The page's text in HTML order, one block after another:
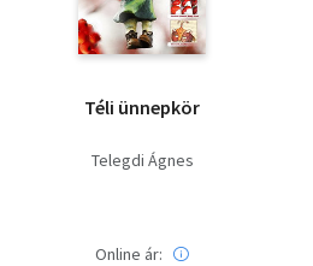
Téli ünnepkör
Telegdi Ágnes
Online ár: